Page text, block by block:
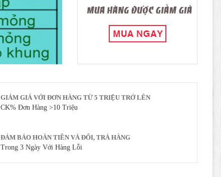
GIẢM GIÁ VỚI ĐƠN HÀNG TỪ 5 TRIỆU TRỞ LÊN
CK% Đơn Hàng >10 Triệu
ĐẢM BẢO HOÀN TIỀN VÀ ĐỔI, TRẢ HÀNG
Trong 3 Ngày Với Hàng Lỗi